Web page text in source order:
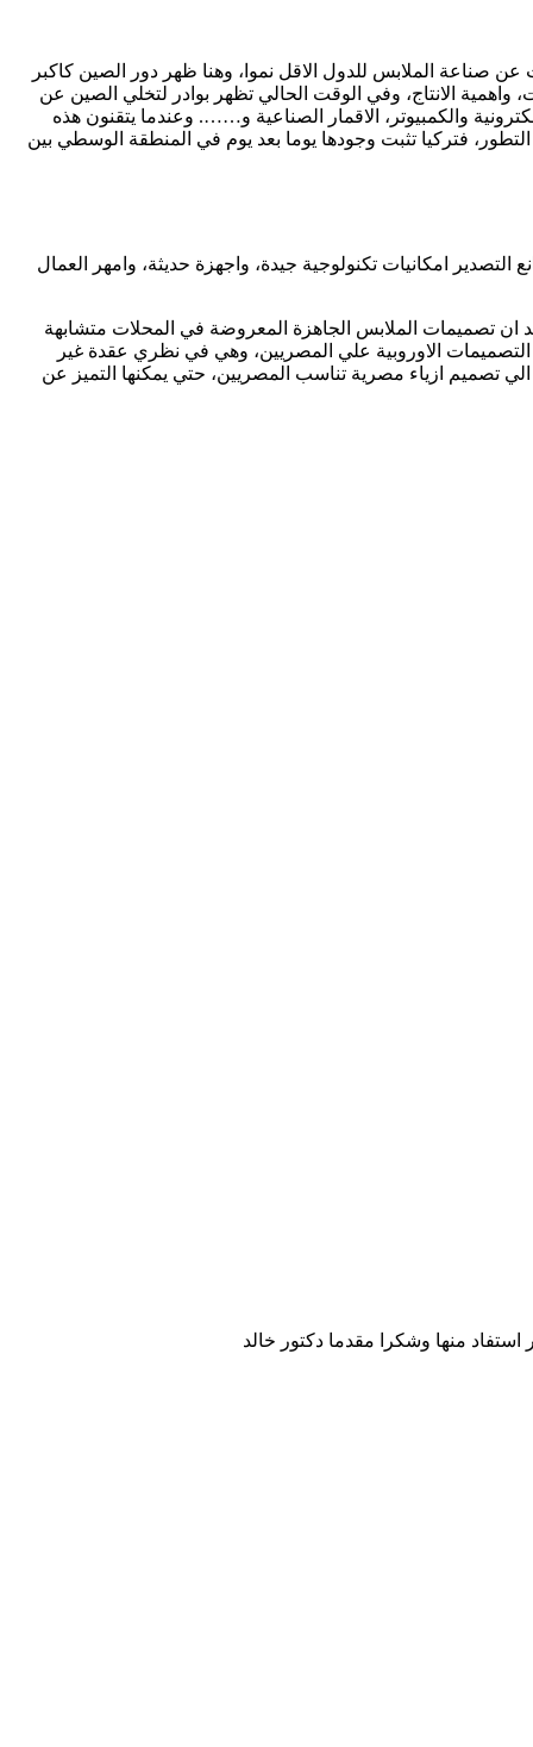
صناعة الملابس للدول الاقل نموا، وهنا ظهر دور الصين كاكبر
الانتاج، وفي الوقت الحالي تظهر بوادر لتخلي الصين عن
والكمبيوتر، الاقمار الصناعية و……. وعندما يتقنون هذه
فتركيا تثبت وجودها يوما بعد يوم في المنطقة الوسطي بين
امكانيات تكنولوجية جيدة، واجهزة حديثة، وامهر العمال
نجد ان تصميمات الملابس الجاهزة المعروضة في المحلات متشابهة
الاوروبية علي المصريين، وهي في نظري عقدة غير
الي تصميم ازياء مصرية تناسب المصريين، حتي يمكنها التميز عن
منها وشكرا مقدما دكتور خالد